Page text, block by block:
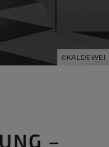
©KALDEWEI
–